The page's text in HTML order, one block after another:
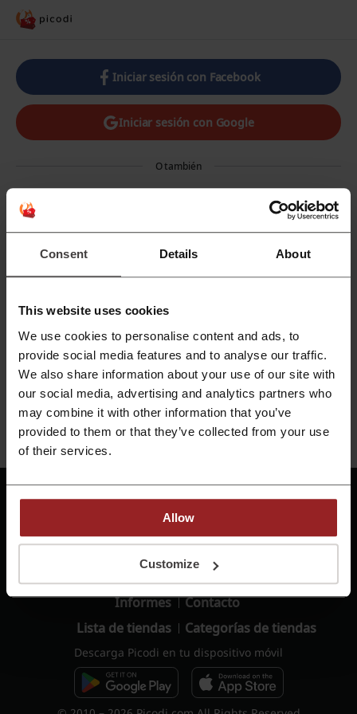
Consent Details About
This website uses cookies
We use cookies to personalise content and ads, to
provide social media features and to analyse our traffic.
We also share information about your use of our site with
our social media, advertising and analytics partners who
may combine it with other information that you’ve
provided to them or that they’ve collected from your use
of their services.
Allow
Customize
Iniciar sesión con Facebook
Iniciar sesión con Google
O también
Correo electrónico
Contraseña
¿Has olvidado la clave? Haz click
Recordarme en este dispositivo
Entra
¿Todavía no tienes una cuenta?
Términos de uso -
cashback
Política de privacidad
Ofertas de trabajo
Informes
Contacto
Lista de tiendas
Categorías de tiendas
Descarga Picodi en tu dispositivo móvil